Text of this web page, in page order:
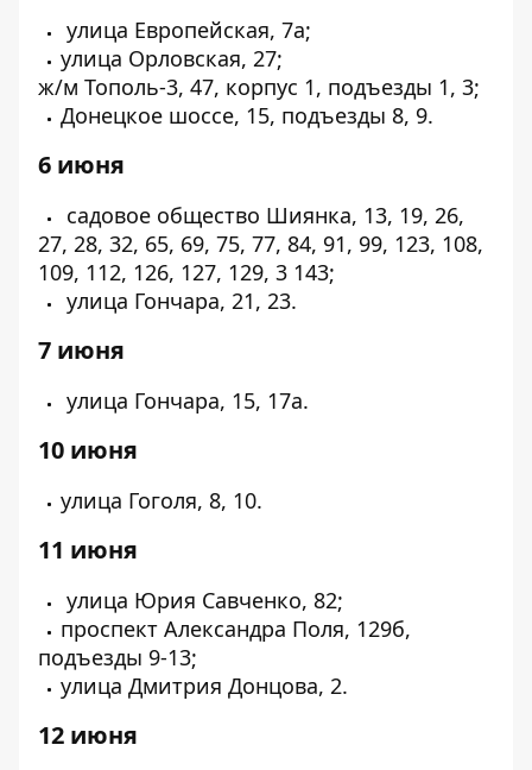
улица Европейская, 7а;
улица Орловская, 27;
ж/м Тополь-3, 47, корпус 1, подъезды 1, 3;
Донецкое шоссе, 15, подъезды 8, 9.
6 июня
садовое общество Шиянка, 13, 19, 26,
27, 28, 32, 65, 69, 75, 77, 84, 91, 99, 123, 108,
109, 112, 126, 127, 129, 3 143;
улица Гончара, 21, 23.
7 июня
улица Гончара, 15, 17а.
10 июня
улица Гоголя, 8, 10.
11 июня
улица Юрия Савченко, 82;
проспект Александра Поля, 129б,
подъезды 9-13;
улица Дмитрия Донцова, 2.
12 июня